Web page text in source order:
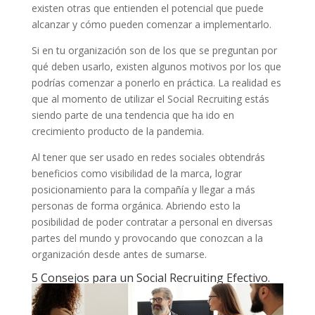
existen otras que entienden el potencial que puede
alcanzar y cómo pueden comenzar a implementarlo.
Si en tu organización son de los que se preguntan por
qué deben usarlo, existen algunos motivos por los que
podrías comenzar a ponerlo en práctica. La realidad es
que al momento de utilizar el Social Recruiting estás
siendo parte de una tendencia que ha ido en
crecimiento producto de la pandemia.
Al tener que ser usado en redes sociales obtendrás
beneficios como visibilidad de la marca, lograr
posicionamiento para la compañía y llegar a más
personas de forma orgánica. Abriendo esto la
posibilidad de poder contratar a personal en diversas
partes del mundo y provocando que conozcan a la
organización desde antes de sumarse.
5 Consejos para un Social Recruiting Efectivo.